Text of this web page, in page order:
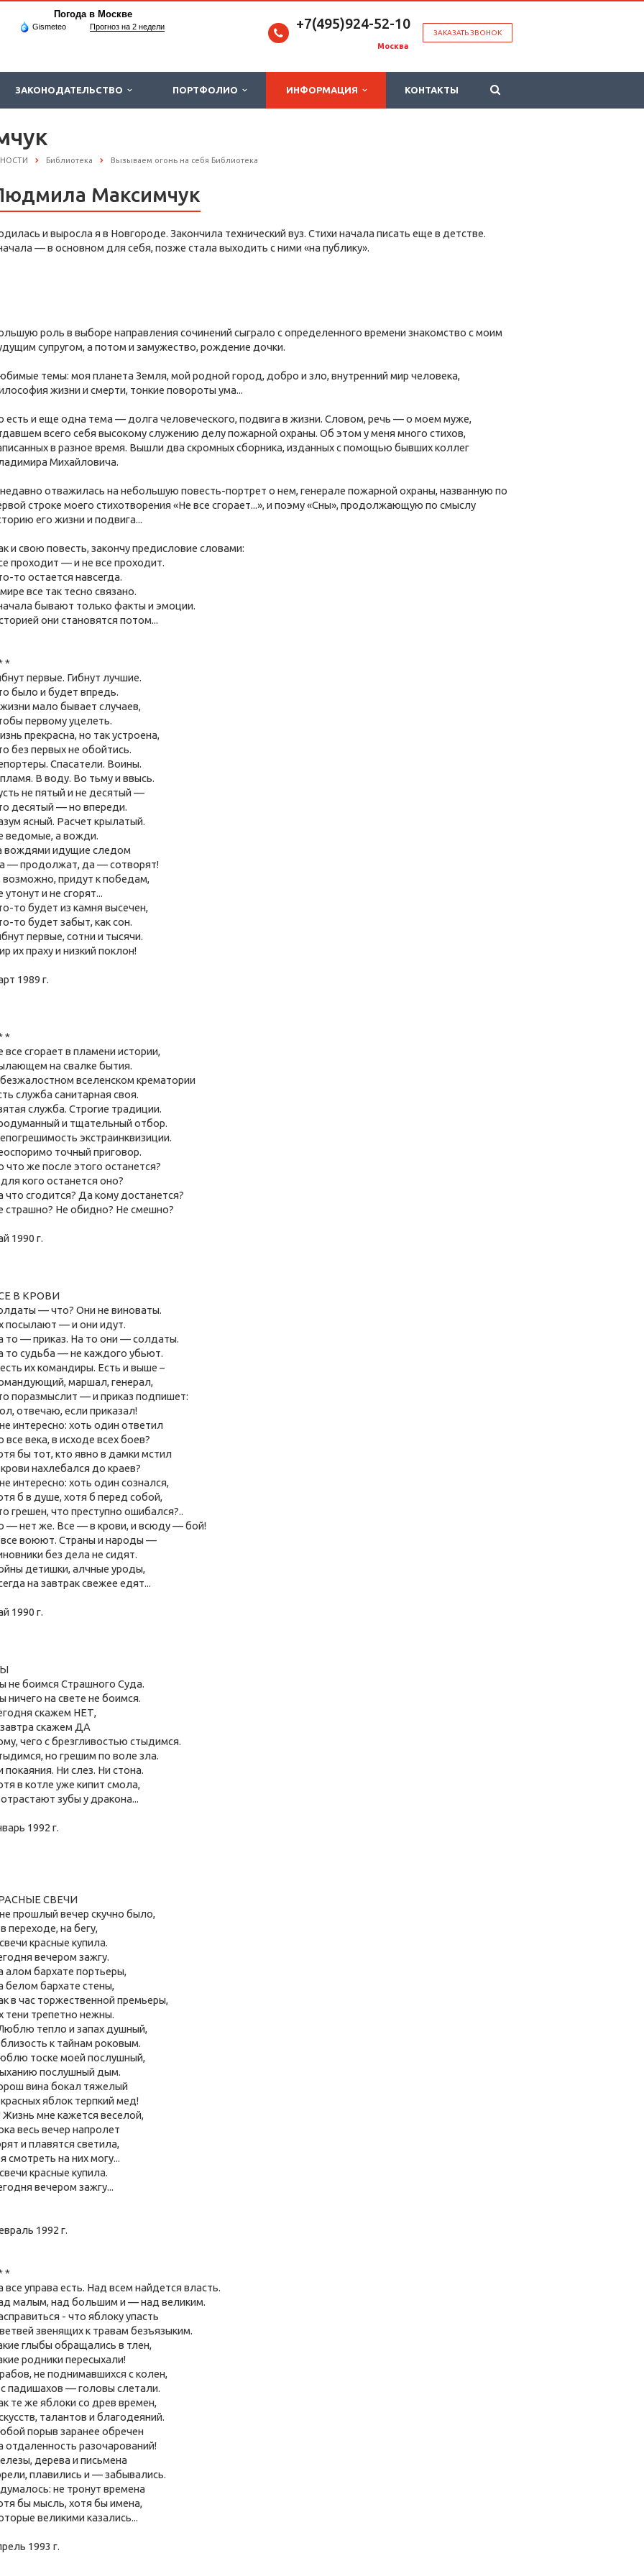
Погода в Москве
Gismeteo Прогноз на 2 недели
ЗАКАЗАТЬ ЗВОНОК
+7(495)924-52-10
Москва
ЗАКОНОДАТЕЛЬСТВО ПОРТФОЛИО ИНФОРМАЦИЯ КОНТАКТЫ
Библиотека Вызываем огонь на себя Библиотека
Максимчук
и выросла я в Новгороде. Закончила технический вуз. Стихи начала писать еще в детстве.
— в основном для себя, позже стала выходить с ними «на публику».
роль в выборе направления сочинений сыграло с определенного времени знакомство с моим
супругом, а потом и замужество, рождение дочки.
темы: моя планета Земля, мой родной город, добро и зло, внутренний мир человека,
жизни и смерти, тонкие повороты ума...
есть и еще одна тема — долга человеческого, подвига в жизни. Словом, речь — о моем муже,
всего себя высокому служению делу пожарной охраны. Об этом у меня много стихов,
в разное время. Вышли два скромных сборника, изданных с помощью бывших коллег
Михайловича.
отважилась на небольшую повесть-портрет о нем, генерале пожарной охраны, названную по
строке моего стихотворения «Не все сгорает...», и поэму «Сны», продолжающую по смыслу
его жизни и подвига...
и свою повесть, закончу предисловие словами:
проходит — и не все проходит.
то остается навсегда.
все так тесно связано.
бывают только факты и эмоции.
они становятся потом...
*
первые. Гибнут лучшие.
было и будет впредь.
мало бывает случаев,
первому уцелеть.
прекрасна, но так устроена,
без первых не обойтись.
Спасатели. Воины.
В воду. Во тьму и ввысь.
не пятый и не десятый —
десятый — но впереди.
ясный. Расчет крылатый.
ведомые, а вожди.
вождями идущие следом
— продолжат, да — сотворят!
возможно, придут к победам,
утонут и не сгорят...
то будет из камня высечен,
то будет забыт, как сон.
первые, сотни и тысячи.
их праху и низкий поклон!
1989 г.
*
все сгорает в пламени истории,
на свалке бытия.
вселенском крематории
служба санитарная своя.
служба. Строгие традиции.
и тщательный отбор.
экстраинквизиции.
точный приговор.
что же после этого останется?
кого останется оно?
что сгодится? Да кому достанется?
страшно? Не обидно? Не смешно?
1990 г.
В КРОВИ
— что? Они не виноваты.
посылают — и они идут.
то — приказ. На то они — солдаты.
то судьба — не каждого убьют.
их командиры. Есть и выше –
маршал, генерал,
поразмыслит — и приказ подпишет:
отвечаю, если приказал!
интересно: хоть один ответил
все века, в исходе всех боев?
бы тот, кто явно в дамки мстил
нахлебался до краев?
интересно: хоть один сознался,
б в душе, хотя б перед собой,
грешен, что преступно ошибался?..
— нет же. Все — в крови, и всюду — бой!
воюют. Страны и народы —
без дела не сидят.
детишки, алчные уроды,
на завтрак свежее едят...
1990 г.
не боимся Страшного Суда.
ничего на свете не боимся.
скажем НЕТ,
скажем ДА
чего с брезгливостью стыдимся.
но грешим по воле зла.
покаяния. Ни слез. Ни стона.
в котле уже кипит смола,
зубы у дракона...
1992 г.
СВЕЧИ
прошлый вечер скучно было,
переходе, на бегу,
красные купила.
вечером зажгу.
алом бархате портьеры,
белом бархате стены,
в час торжественной премьеры,
тени трепетно нежны.
тепло и запах душный,
к тайнам роковым.
тоске моей послушный,
послушный дым.
вина бокал тяжелый
яблок терпкий мед!
Жизнь мне кажется веселой,
весь вечер напролет
и плавятся светила,
смотреть на них могу...
красные купила.
вечером зажгу...
1992 г.
*
все управа есть. Над всем найдется власть.
малым, над большим и — над великим.
- что яблоку упасть
звенящих к травам безъязыким.
глыбы обращались в тлен,
родники пересыхали!
не поднимавшихся с колен,
падишахов — головы слетали.
те же яблоки со древ времен,
талантов и благодеяний.
порыв заранее обречен
отдаленность разочарований!
дерева и письмена
плавились и — забывались.
не тронут времена
бы мысль, хотя бы имена,
великими казались...
1993 г.